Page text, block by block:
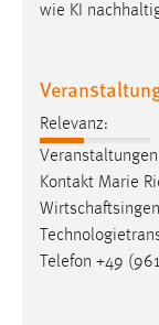
wie KI
Relevanz:
Kontakt Marie
Telefon +49